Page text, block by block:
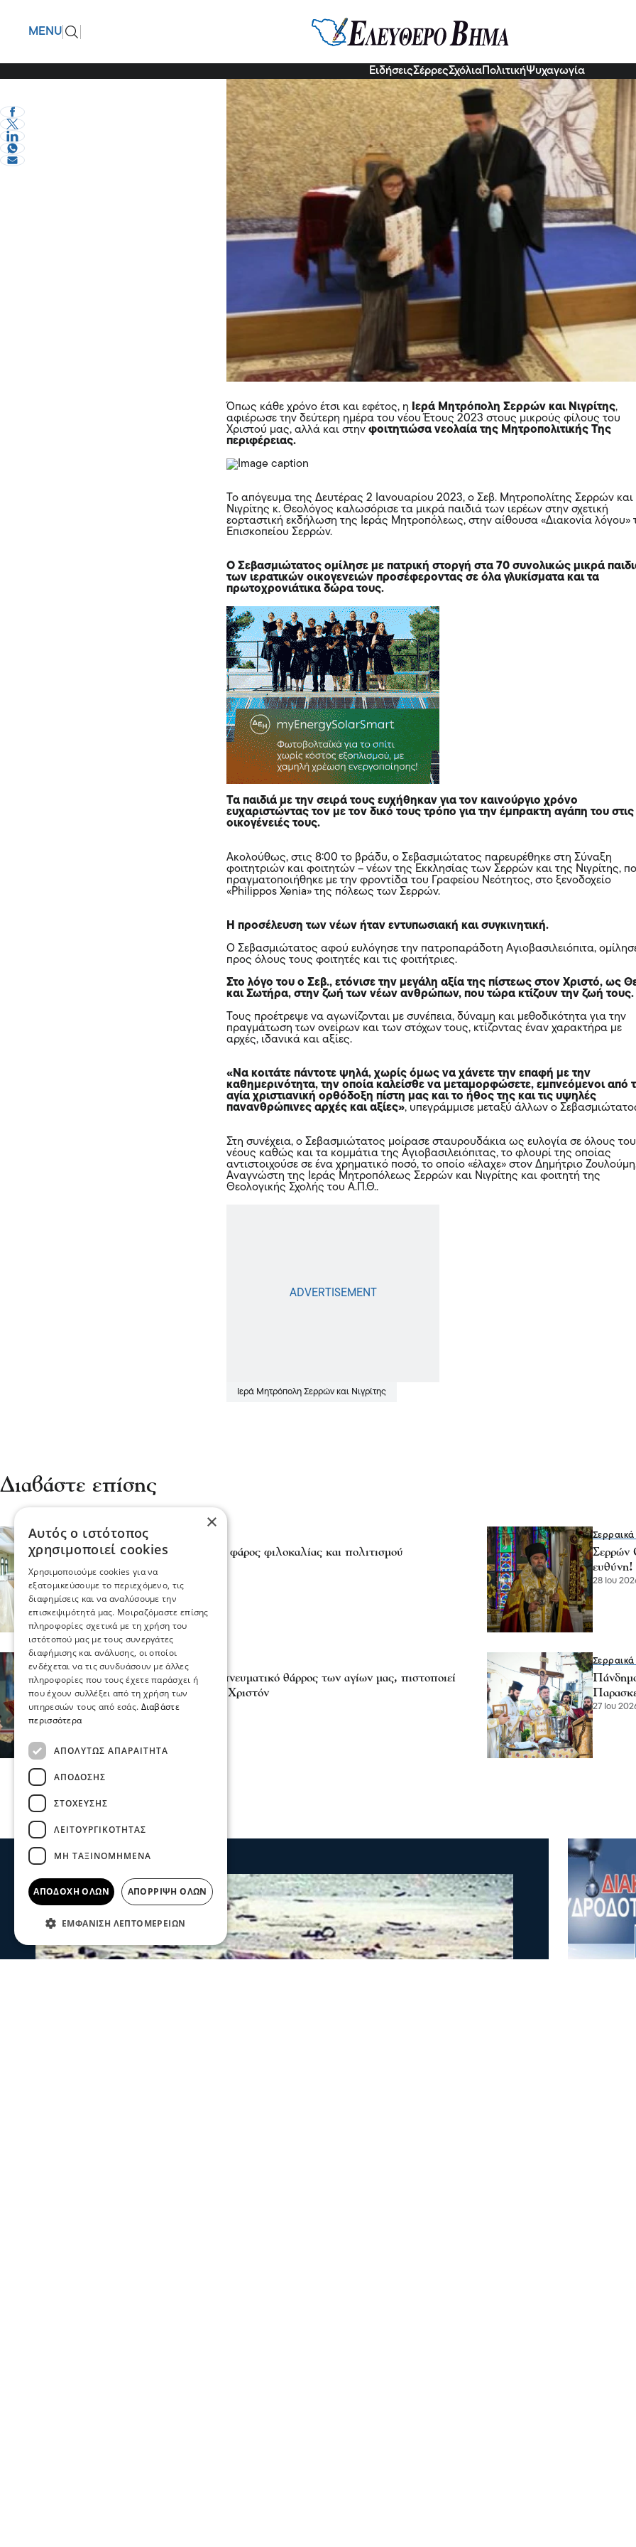
MENU
ΕιδήσειςΣέρρεςΣχόλια ΠολιτικήΨυχαγωγία
Ο Σερρών Θεολόγος προς τους
όραμα και ελπίδα!
eVima Serres Team03 Ιαν 2023, 15:42
Όπως κάθε χρόνο έτσι και εφέτος, η Ιερά Μητρόπολη Σερρών και Νιγρίτης,
αφιέρωσε την δεύτερη ημέρα του νέου Έτους 2023 στους μικρούς φίλους του
Χριστού μας, αλλά και στηνφοιτητιώσα νεολαία της Μητροπολιτικής Της
περιφέρειας.
Το απόγευμα της Δευτέρας 2 Ιανουαρίου 2023, ο Σεβ. Μητροπολίτης Σερρών και
Νιγρίτης κ. Θεολόγος καλωσόρισε τα μικρά παιδιά των ιερέων στην σχετική
εορταστική εκδήλωση της Ιεράς Μητροπόλεως, στην αίθουσα «Διακονία λόγου»
Επισκοπείου Σερρών.
Ο Σεβασμιώτατος ομίλησε με πατρική στοργή στα 70 συνολικώς μικρά
των ιερατικών οικογενειών προσέφεροντας σε όλα γλυκίσματα και τα
πρωτοχρονιάτικα δώρα τους.
Τα παιδιά με την σειρά τους ευχήθηκαν για τον καινούργιο χρόνο
ευχαριστώντας τον με τον δικό τους τρόπο για την έμπρακτη αγάπη του στις
οικογένειές τους.
Ακολούθως, στις 8:00 το βράδυ, ο Σεβασμιώτατος παρευρέθηκε στη Σύναξη
φοιτητριών και φοιτητών – νέων της Εκκλησίας των Σερρών και της Νιγρίτης,
πραγματοποιήθηκε με την φροντίδα του Γραφείου Νεότητος, στο ξενοδοχείο
«Philippos Xenia» της πόλεως των Σερρών.
Η προσέλευση των νέων ήταν εντυπωσιακή και συγκινητική.
Ο Σεβασμιώτατος αφού ευλόγησε την πατροπαράδοτη Αγιοβασιλειόπιτα,
προς όλους τους φοιτητές και τις φοιτήτριες.
Στο λόγο του ο Σεβ., ετόνισε την μεγάλη αξία της πίστεως στον Χριστό, ως
και Σωτήρα, στην ζωή των νέων ανθρώπων, που τώρα κτίζουν την ζωή τους.
Τους προέτρεψε να αγωνίζονται με συνέπεια, δύναμη και μεθοδικότητα για την
πραγμάτωση των ονείρων και των στόχων τους, κτίζοντας έναν χαρακτήρα με
αρχές, ιδανικά και αξίες.
«Να κοιτάτε πάντοτε ψηλά, χωρίς όμως να χάνετε την επαφή με την
καθημερινότητα, την οποία καλείσθε να μεταμορφώσετε, εμπνεόμενοι από
αγία χριστιανική ορθόδοξη πίστη μας και το ήθος της και τις υψηλές
πανανθρώπινες αρχές και αξίες», υπεγράμμισε μεταξύ άλλων ο
Στη συνέχεια, ο Σεβασμιώτατος μοίρασε σταυρουδάκια ως ευλογία σε όλους
νέους καθώς και τα κομμάτια της Αγιοβασιλειόπιτας, το φλουρί της οποίας
αντιστοιχούσε σε ένα χρηματικό ποσό, το οποίο «έλαχε» στον Δημήτριο
Αναγνώστη της Ιεράς Μητροπόλεως Σερρών και Νιγρίτης και φοιτητή της
Θεολογικής Σχολής του Α.Π.Θ..
Ιερά Μητρόπολη Σερρών και Νιγρίτης
Διαβάστε επίσης
Σερραικά Νέα
«ΜΑΞΙΜΕΙΟ» Ίδρυμα, φάρος φιλοκαλίας και πολιτισμού
Σερρών
ευθύνη!
28 Ιου
Σερραικά Νέα
Σερρών Θεολόγος -Το πνευματικό θάρρος των αγίων μας, πιστοποιεί
την αγάπη τους για τον Χριστόν
27 Ιου 2026, 18:26 27 Ιου
×
Αυτός ο ιστότοπος
χρησιμοποιεί cookies
Χρησιμοποιούμε cookies για να
εξατομικεύσουμε το περιεχόμενο, τις
διαφημίσεις και να αναλύσουμε την
επισκεψιμότητά μας. Μοιραζόμαστε επίσης
πληροφορίες σχετικά με τη χρήση του
ιστότοπού μας με τους συνεργάτες
διαφήμισης και ανάλυσης, οι οποίοι
ενδέχεται να τις συνδυάσουν με άλλες
πληροφορίες που τους έχετε παράσχει ή
που έχουν συλλέξει από τη χρήση των
υπηρεσιών τους από εσάς. Διαβάστε
περισσότερα
ΑΠΟΛΎΤΩΣ ΑΠΑΡΑΊΤΗΤΑ
ΑΠΌΔΟΣΗΣ
ΣΤΌΧΕΥΣΗΣ
ΛΕΙΤΟΥΡΓΙΚΌΤΗΤΑΣ
ΜΗ ΤΑΞΙΝΟΜΗΜΈΝΑ
ΑΠΟΔΟΧΉ ΌΛΩΝ ΑΠΌΡΡΙΨΗ ΌΛΩΝ
ΕΜΦΆΝΙΣΗ ΛΕΠΤΟΜΕΡΕΙΏΝ